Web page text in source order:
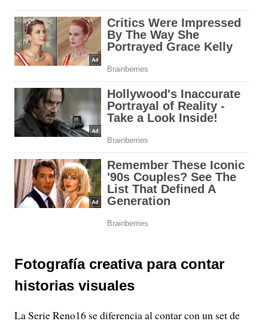
Fotografía creativa para contar
historias visuales
La Serie Reno16 se diferencia al contar con un set de